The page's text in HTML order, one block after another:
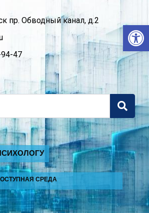
пр. Обводный канал, д.2
47
СРЕДА